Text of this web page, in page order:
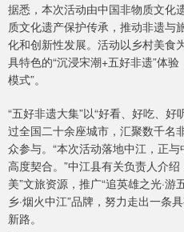
据悉，本次活动由中国非物质文化
质文化遗产保护传承，推动非遗与
化和创新性发展。活动以乡村美食
具特色的“沉浸宋潮+五好非遗”体
模式”。
“五好非遗大集”以“好看、好吃、
过全国二十余座城市，汇聚数千名
众参与。“本次活动落地中江，正与
高度契合。”中江县有关负责人介
美”文旅资源，推广“追英雄之光·游
乡·烟火中江”品牌，努力走出一条
新路。